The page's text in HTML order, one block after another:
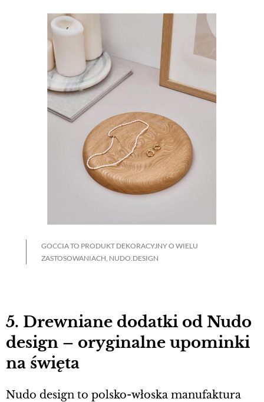
GOCCIA TO PRODUKT DEKORACYJNY O WIELU
ZASTOSOWANIACH, NUDO.DESIGN
5. Drewniane dodatki od Nudo
design – oryginalne upominki
na święta
Nudo design to polsko-włoska manufaktura